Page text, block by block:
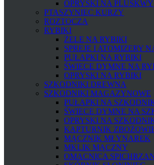
OPRYSKI NA PLUSKWY
PTASZYNIEC KURZY
ROZTOCZA
RYBIKI
ŻELE NA RYBIKI
SPREJE I ATOMIZERY
PUŁAPKI NA RYBIKI
ŚWIECE DYMNE NA
OPRYSKI NA RYBIKI
SZKODNIKI DREWNA
SZKODNIKI MAGAZYNOWE
PUŁAPKI NA
ŚWIECE DYMNE NA
OPRYSKI NA
KAPTURNIK
MĄCZNIK MŁYNAREK
MKLIK MĄCZNY
OMACNICA